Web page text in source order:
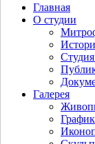
Главная
О студии
Галерея